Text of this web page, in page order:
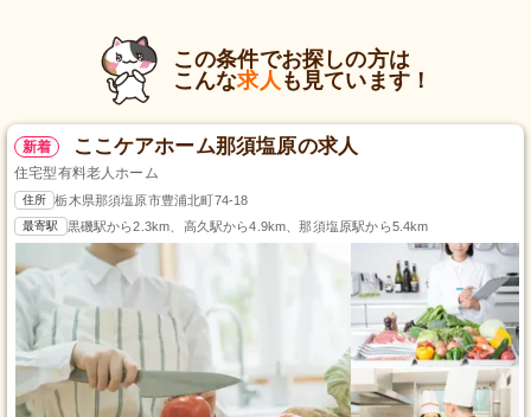
この条件でお探しの方は
こんな求人 も見ています！
新着 ここケアホーム那須塩原の求人
住宅型有料老人ホーム
住所 栃木県那須塩原市豊浦北町74-18
最寄駅 黒磯駅から2.3km、高久駅から4.9km、那須塩原駅から5.4km